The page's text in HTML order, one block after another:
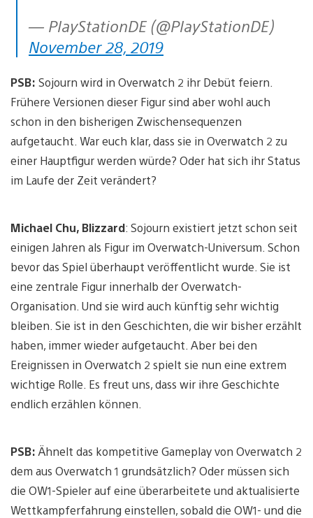
— PlayStationDE (@PlayStationDE)
November 28, 2019
PSB: Sojourn wird in Overwatch 2 ihr Debüt feiern.
Frühere Versionen dieser Figur sind aber wohl auch
schon in den bisherigen Zwischensequenzen
aufgetaucht. War euch klar, dass sie in Overwatch 2 zu
einer Hauptfigur werden würde? Oder hat sich ihr Status
im Laufe der Zeit verändert?
Michael Chu, Blizzard: Sojourn existiert jetzt schon seit
einigen Jahren als Figur im Overwatch-Universum. Schon
bevor das Spiel überhaupt veröffentlicht wurde. Sie ist
eine zentrale Figur innerhalb der Overwatch-
Organisation. Und sie wird auch künftig sehr wichtig
bleiben. Sie ist in den Geschichten, die wir bisher erzählt
haben, immer wieder aufgetaucht. Aber bei den
Ereignissen in Overwatch 2 spielt sie nun eine extrem
wichtige Rolle. Es freut uns, dass wir ihre Geschichte
endlich erzählen können.
PSB: Ähnelt das kompetitive Gameplay von Overwatch 2
dem aus Overwatch 1 grundsätzlich? Oder müssen sich
die OW1-Spieler auf eine überarbeitete und aktualisierte
Wettkampferfahrung einstellen, sobald die OW1- und die